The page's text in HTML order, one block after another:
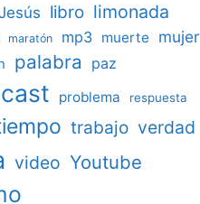
libro limonada
maratón mp3 muerte mujer
palabra paz
problema respuesta
trabajo verdad
video Youtube